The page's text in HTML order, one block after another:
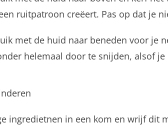
ruitpatroon creëert. Pas op dat je
met de huid naar beneden voor je
helemaal door te snijden, alsof je
ingredietnen in een kom en wrijf dit